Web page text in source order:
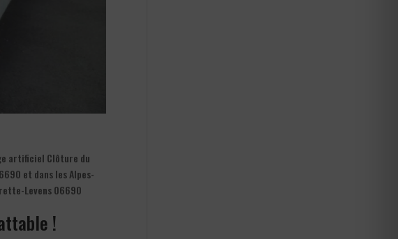
artificiel Clôture du
et dans les Alpes-
Levens 06690
!